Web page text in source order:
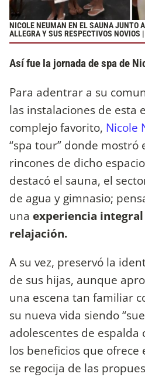
NICOLE NEUMAN EN EL SAUNA JUNTO
ALLEGRA Y SUS RESPECTIVOS NOVIOS
Así fue la jornada de spa de
Para adentrar a su
las instalaciones de esta
complejo favorito, Nicole
“spa tour” donde mostró
rincones de dicho
destacó el sauna, el
de agua y gimnasio;
una experiencia
relajación.
A su vez, preservó la
de sus hijas, aunque
una escena tan familiar
su nueva vida siendo
adolescentes de
los beneficios que
se regocija de las